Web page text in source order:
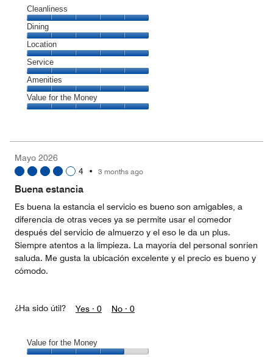
Cleanliness
Cleanliness,
5
out
of
5
Dining
Dining,
5
out
of
5
Location
Location,
5
out
of
5
Service
Service,
5
out
Amenities
Amenities,
5
5
Value for the Money
5
out
Mayo 2026
4 • 3 months ago
Buena estancia
Es buena la estancia el servicio es bueno son amigables, a
diferencia de otras veces ya se permite usar el comedor
después del servicio de almuerzo y el eso le da un plus.
Siempre atentos a la limpieza. La mayoría del personal sonríen
saluda. Me gusta la ubicación excelente y el precio es bueno y
cómodo.
¿Ha sido útil? Yes · 0 No · 0
Value for the Money